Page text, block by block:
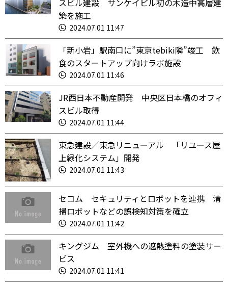
スビル建設 サンケイビル初の木造中高層建
築を施工
2024.07.01 11:47
「新小岩」駅南口に”東京tebiki隣”竣工 飲
食のスタートアップ向けラボ施設
2024.07.01 11:46
JR西日本不動産開発 中央区日本橋のオフィ
スビル取得
2024.07.01 11:44
東急建設／東急リニューアル 「リユース屋
上緑化システム」開発
2024.07.01 11:43
セコム セキュリティとロボットを連携 清
掃ロボットなどの誤検知対策を確立
2024.07.01 11:42
キングジム 室外機への遮熱塗料の塗装サー
ビス
2024.07.01 11:41